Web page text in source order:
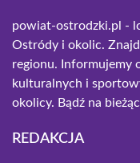
powiat-ostrodzki.pl -
Ostródy i okolic.
regionu. Informujemy
kulturalnych i
okolicy. Bądź na
REDAKCJA